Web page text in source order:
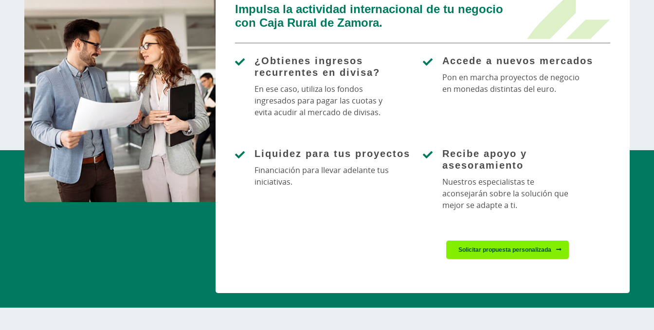
Impulsa la actividad internacional de tu negocio
con Caja Rural de Zamora.
¿Obtienes ingresos
recurrentes en divisa?
En ese caso, utiliza los fondos
ingresados para pagar las cuotas y
evita acudir al mercado de divisas.
Accede a nuevos mercados
Pon en marcha proyectos de negocio
en monedas distintas del euro.
Liquidez para tus proyectos
Financiación para llevar adelante tus
iniciativas.
Recibe apoyo y
asesoramiento
Nuestros especialistas te
aconsejarán sobre la solución que
mejor se adapte a ti.
Solicitar propuesta personalizada